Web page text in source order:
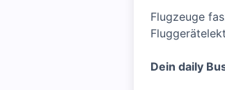
Flugzeuge
Dein daily